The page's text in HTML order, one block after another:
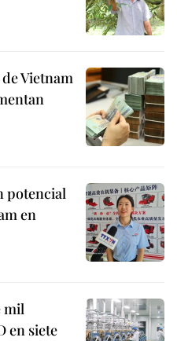
Vietnam
potencial
en
mil
en siete